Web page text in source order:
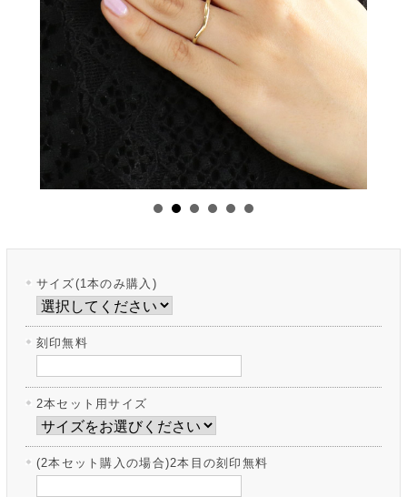
サイズ(1本のみ購入)
刻印無料
2本セット用サイズ
(2本セット購入の場合)2本目の刻印無料